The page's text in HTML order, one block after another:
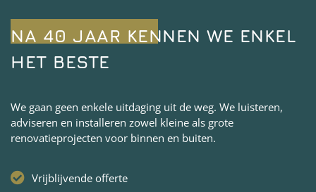
NA 40 JAAR KENNEN WE ENKEL
HET BESTE
We gaan geen enkele uitdaging uit de weg. We luisteren,
adviseren en installeren zowel kleine als grote
renovatieprojecten voor binnen en buiten.
Vrijblijvende offerte